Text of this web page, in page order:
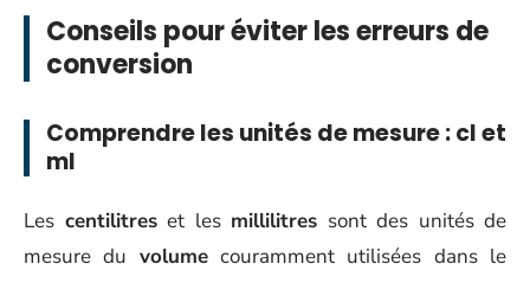
Conseils pour éviter les erreurs de
conversion
Comprendre les unités de mesure : cl et
ml
Les centilitreset les millilitres sont des unités de
mesure du volumecouramment utilisées dans le